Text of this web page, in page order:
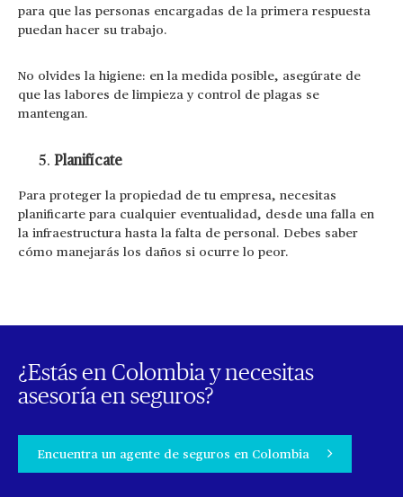
para que las personas encargadas de la primera respuesta
puedan hacer su trabajo.
No olvides la higiene: en la medida posible, asegúrate de
que las labores de limpieza y control de plagas se
mantengan.
Planifícate
Para proteger la propiedad de tu empresa, necesitas
planificarte para cualquier eventualidad, desde una falla en
la infraestructura hasta la falta de personal. Debes saber
cómo manejarás los daños si ocurre lo peor.
¿Estás en Colombia y necesitas
asesoría en seguros?
Encuentra un agente de seguros en Colombia